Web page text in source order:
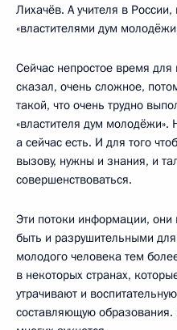
Лихачёв. А учителя в
«властителями дум
Сейчас непростое время
сказал, очень сложное,
такой, что очень трудно
«властителя дум
а сейчас есть. И для того
вызову, нужны и знания, и
совершенствоваться.
Эти потоки информации,
быть и разрушительными
молодого человека тем
в некоторых странах,
утрачивают и
составляющую